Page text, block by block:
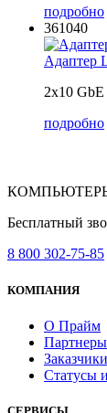
подробно
361040
Адаптер
2x10
подробно
Бесплатный
8 800 302-75-85
КОМПАНИЯ
О Прайм
Партнеры
Статусы